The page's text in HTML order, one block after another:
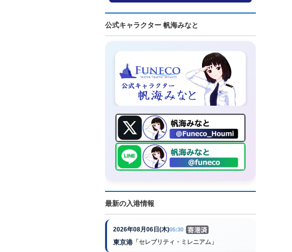
公式キャラクター 帆海みなと
最新の入港情報
2026年08月06日(木)05:30
東京港 「セレブリティ・ミレニアム」